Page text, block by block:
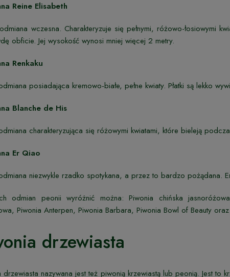
Reine Elisabeth
wczesna. Charakteryzuje się pełnymi, różowo-łosiowymi
obficie. Jej wysokość wynosi mniej więcej 2 metry.
Renkaku
posiadająca kremowo-białe, pełne kwiaty. Płatki są lekko
Blanche de His
charakteryzująca się różowymi kwiatami, które bieleją
Er Qiao
niezwykle rzadko spotykana, a przez to bardzo pożądana.
odmian peonii wyróżnić można: Piwonia chińska
Piwonia Anterpen, Piwonia Barbara, Piwonia Bowl of Beauty
drzewiasta
drzewiasta nazywana jest też piwonią krzewiastą lub peonią. Jest